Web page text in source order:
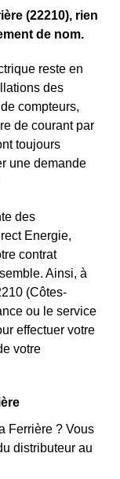
(22210), rien
de nom.
reste en
des
compteurs,
de courant par
toujours
une demande
des
Energie,
contrat
Ainsi, à
(Côtes-
ou le service
effectuer votre
votre
Ferrière ? Vous
distributeur au